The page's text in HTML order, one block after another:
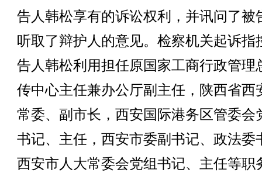
告人韩松享有的诉讼权利，并讯问了被
听取了辩护人的意见。检察机关起诉指
告人韩松利用担任原国家工商行政管理
传中心主任兼办公厅副主任，陕西省西
常委、副市长，西安国际港务区管委会
书记、主任，西安市委副书记、政法委
西安市人大常委会党组书记、主任等职